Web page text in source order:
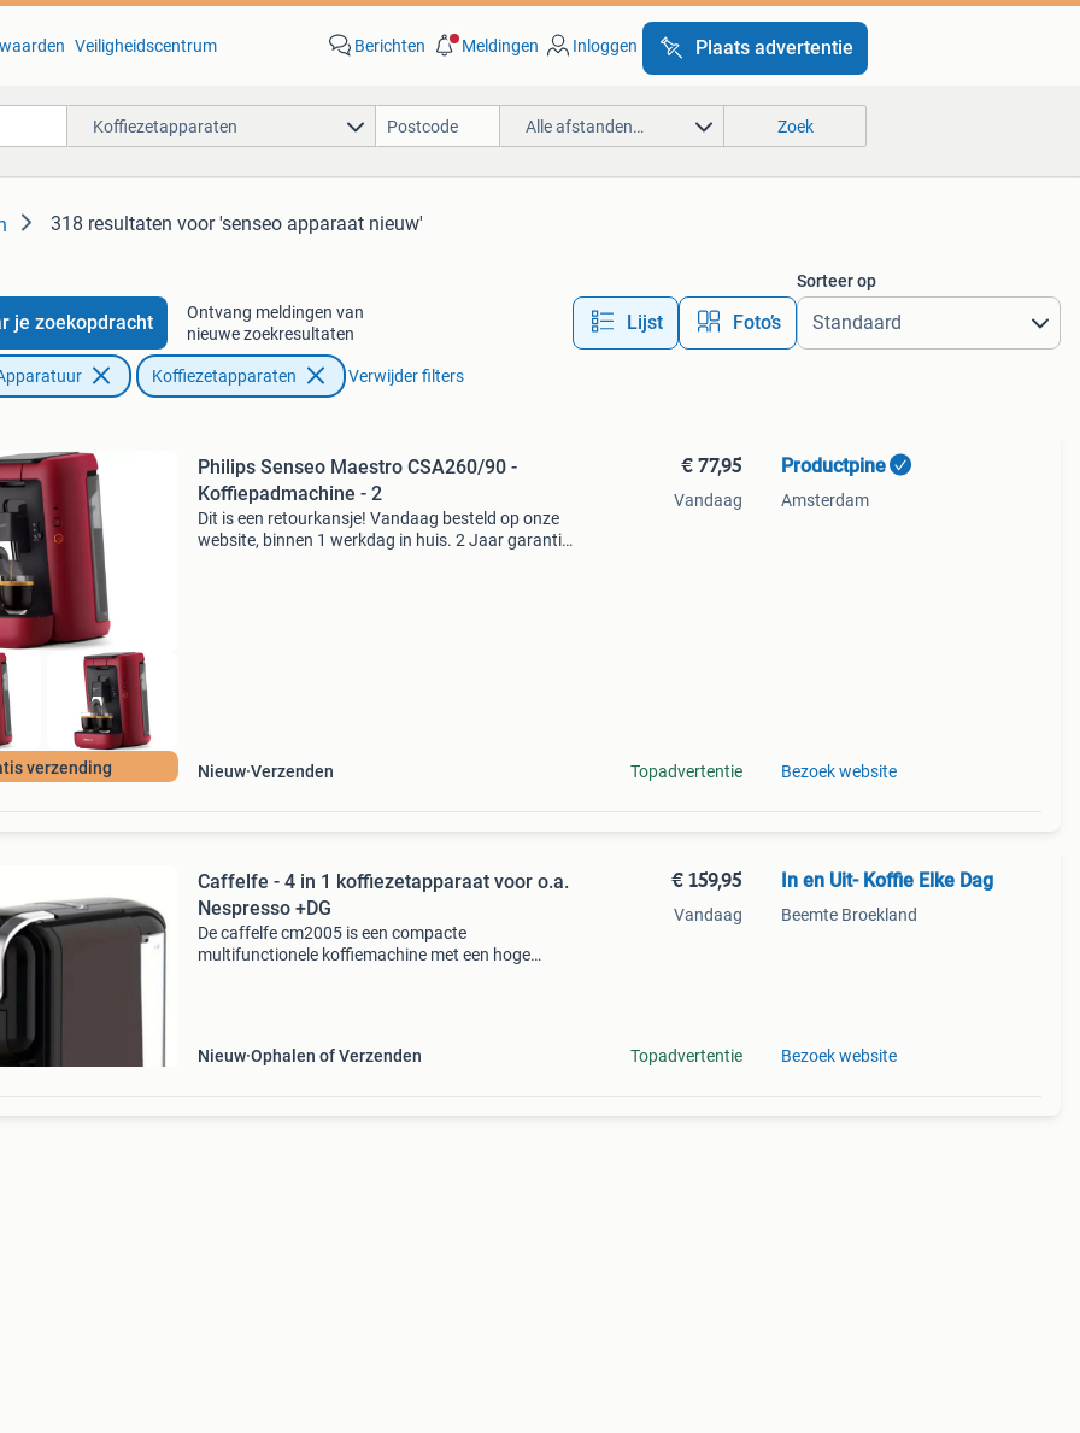
Veiligheidscentrum Berichten Meldingen Inloggen Plaats advertentie
Koffiezetapparaten Alle afstanden… Zoek
318 resultaten voor 'senseo apparaat nieuw'
je zoekopdracht
Ontvang meldingen van
nieuwe zoekresultaten
Lijst Foto’s
Sorteer op
Koffiezetapparaten Verwijder filters
verzending
Philips Senseo Maestro CSA260/90 -
Koffiepadmachine - 2
Dit is een retourkansje! Vandaag besteld op onze
website, binnen 1 werkdag in huis. 2 Jaar garantie.
Nieuw Verzenden
€ 77,95
Vandaag
Topadvertentie
Productpine
Amsterdam
Bezoek website
Caffelfe - 4 in 1 koffiezetapparaat voor o.a.
Nespresso +DG
De caffelfe cm2005 is een compacte
multifunctionele koffiemachine met een hoge
Nieuw Ophalen of Verzenden
€ 159,95
Vandaag
Topadvertentie
In en Uit- Koffie Elke Dag
Beemte Broekland
Bezoek website